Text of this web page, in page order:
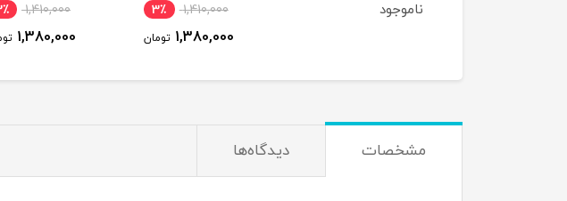
ناموجود 1,410,000 3٪
1,380,000 تومان
1,410,000
1,380,000
مشخصات دیدگاه‌ها